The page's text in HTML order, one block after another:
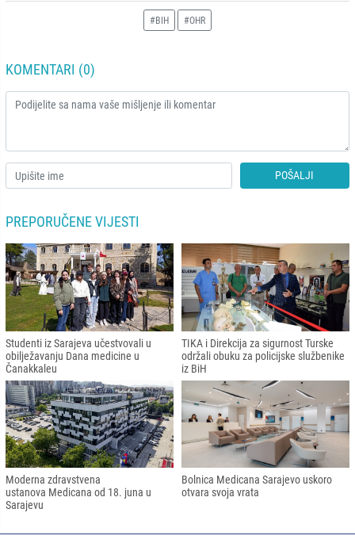
#BIH #OHR
KOMENTARI (0)
POŠALJI
PREPORUČENE VIJESTI
Studenti iz Sarajeva učestvovali u
obilježavanju Dana medicine u
Čanakkaleu
TIKA i Direkcija za sigurnost Turske
održali obuku za policijske službenike
iz BiH
Moderna zdravstvena
ustanova Medicana od 18. juna u
Sarajevu
Bolnica Medicana Sarajevo uskoro
otvara svoja vrata